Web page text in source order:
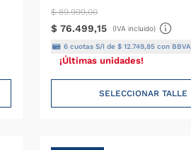
$ 89.999,00
$ 76.499,15 (IVA incluido)
6cuotas S/I de $ 12.749,85con BBVA
¡Últimas unidades!
SELECCIONAR TALLE